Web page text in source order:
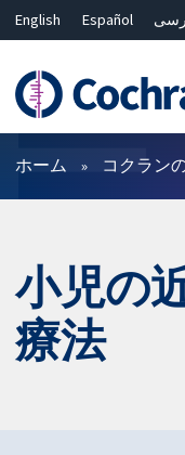
English Español
Deutsch
Bahasa
繁體中文
简体中文
フィルター
ホーム コクラン
小児の
療法